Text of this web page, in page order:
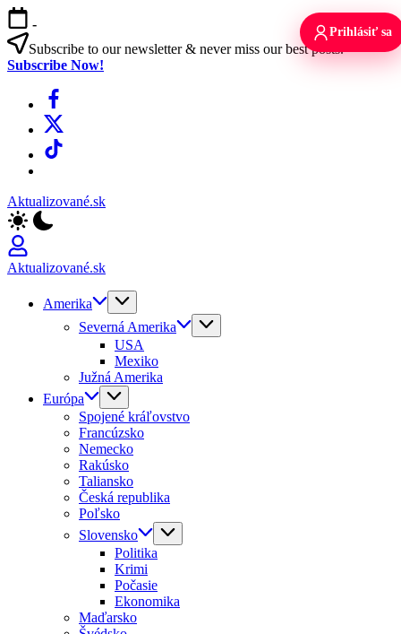
Skip
to
content
-
Subscribe to our newsletter & never miss our best posts.
Subscribe Now!
Facebook
X
TikTok
Aktualizované.sk
Aktualizované.sk
Amerika
Severná Amerika
USA
Mexiko
Južná Amerika
Európa
Spojené kráľovstvo
Francúzsko
Nemecko
Rakúsko
Taliansko
Česká republika
Poľsko
Slovensko
Politika
Krimi
Počasie
Ekonomika
Maďarsko
Prihlásiť sa